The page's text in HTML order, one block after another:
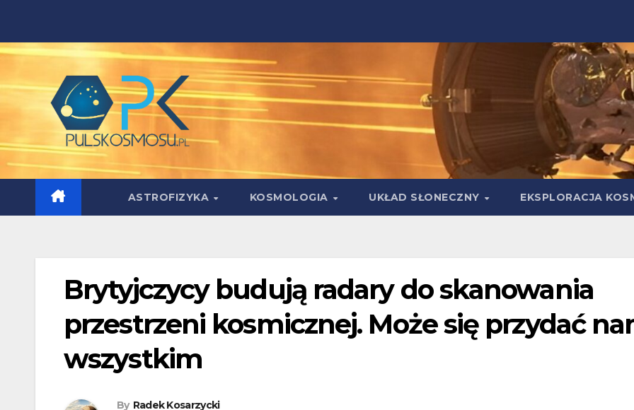
content
ASTROFIZYKA KOSMOLOGIA UKŁAD SŁONECZNY EKSPLORACJA
Brytyjczycy budują radary do skanowania
przestrzeni kosmicznej. Może się przydać
wszystkim
By Radek Kosarzycki